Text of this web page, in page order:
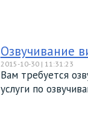
Озвучивание
2015-10-30 | 11:31:23
Вам требуется
услуги по